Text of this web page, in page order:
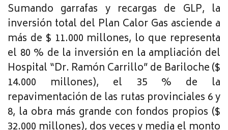
Sumando garrafas y recargas de GLP, la
inversión total del Plan Calor Gas asciende a
más de $ 11.000 millones, lo que representa
el 80 % de la inversión en la ampliación del
Hospital “Dr. Ramón Carrillo” de Bariloche ($
14.000 millones), el 35 % de la
repavimentación de las rutas provinciales 6 y
8, la obra más grande con fondos propios ($